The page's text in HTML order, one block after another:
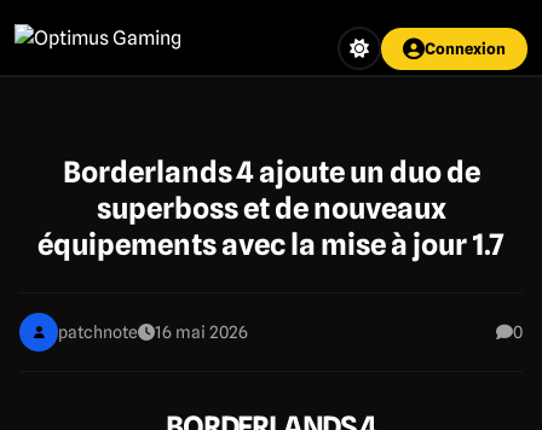
au
contenu
Connexion
Borderlands 4 ajoute un duo de
superboss et de nouveaux
équipements avec la mise à jour 1.7
patchnote 16 mai 2026 0